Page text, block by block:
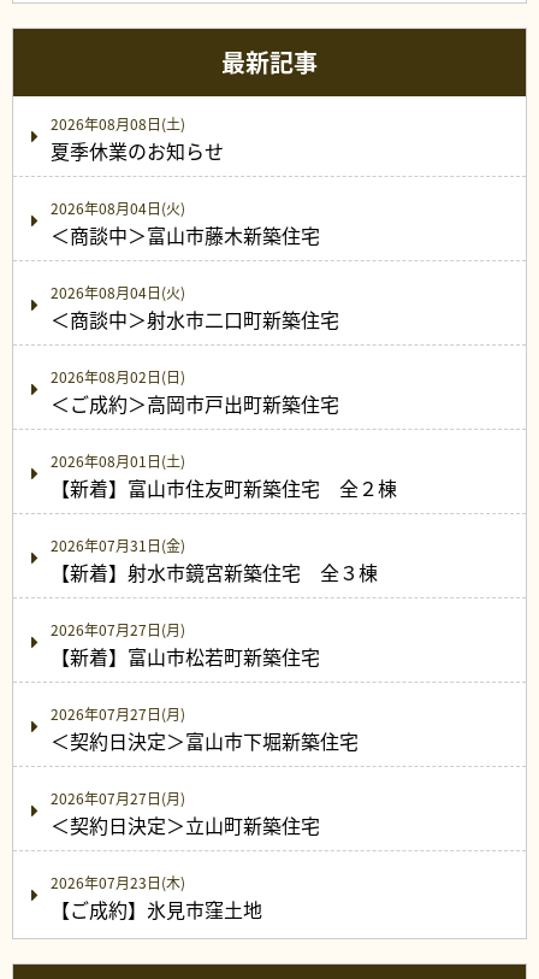
最新記事
2026年08月08日(土)
夏季休業のお知らせ
2026年08月04日(火)
＜商談中＞富山市藤木新築住宅
2026年08月04日(火)
＜商談中＞射水市二口町新築住宅
2026年08月02日(日)
＜ご成約＞高岡市戸出町新築住宅
2026年08月01日(土)
【新着】富山市住友町新築住宅 全２棟
2026年07月31日(金)
【新着】射水市鏡宮新築住宅 全３棟
2026年07月27日(月)
【新着】富山市松若町新築住宅
2026年07月27日(月)
＜契約日決定＞富山市下堀新築住宅
2026年07月27日(月)
＜契約日決定＞立山町新築住宅
2026年07月23日(木)
【ご成約】氷見市窪土地